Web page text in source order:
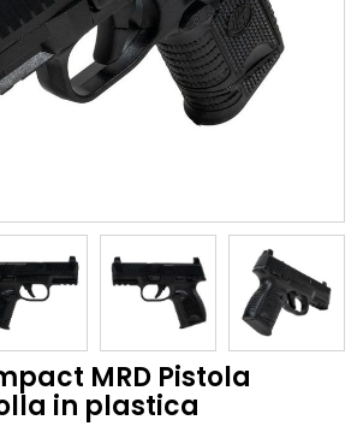
MRD Pistola
in plastica